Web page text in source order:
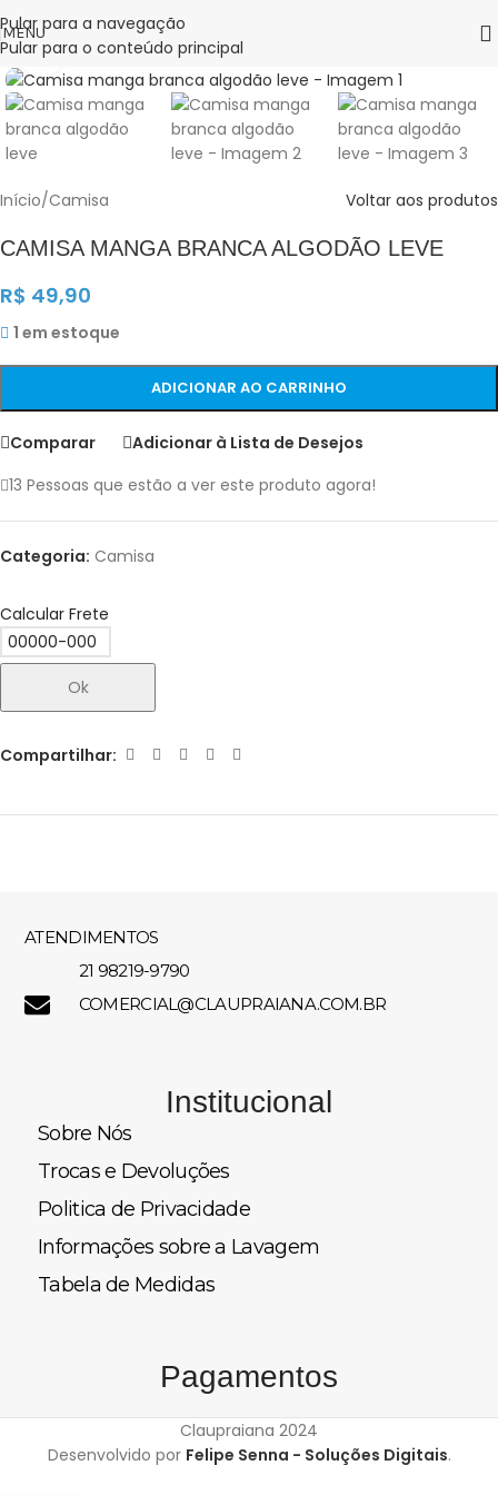
Pular para a navegação
Pular para o conteúdo principal
MENU
Clique para ampliar
Início/Camisa Voltar aos produtos
CAMISA MANGA BRANCA ALGODÃO LEVE
R$ 49,90
1 em estoque
ADICIONAR AO CARRINHO
Comparar
Adicionar à Lista de Desejos
13 Pessoas que estão a ver este produto agora!
Categoria: Camisa
Calcular Frete
Ok
Compartilhar:
ATENDIMENTOS
21 98219-9790
COMERCIAL@CLAUPRAIANA.COM.BR
Institucional
Sobre Nós
Trocas e Devoluções
Politica de Privacidade
Informações sobre a Lavagem
Tabela de Medidas
Pagamentos
Claupraiana 2024
Desenvolvido por Felipe Senna - Soluções Digitais.